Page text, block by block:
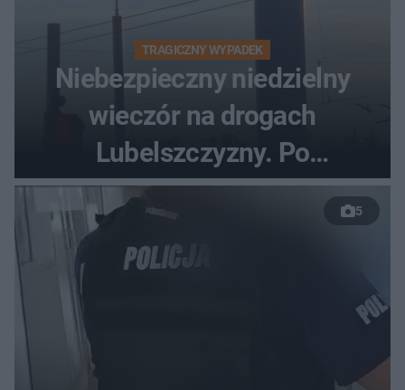
TRAGICZNY WYPADEK
Niebezpieczny niedzielny
wieczór na drogach
Lubelszczyzny. Po
nieudanym manewrze
wyprzedzania zginął
kierowca auta
5